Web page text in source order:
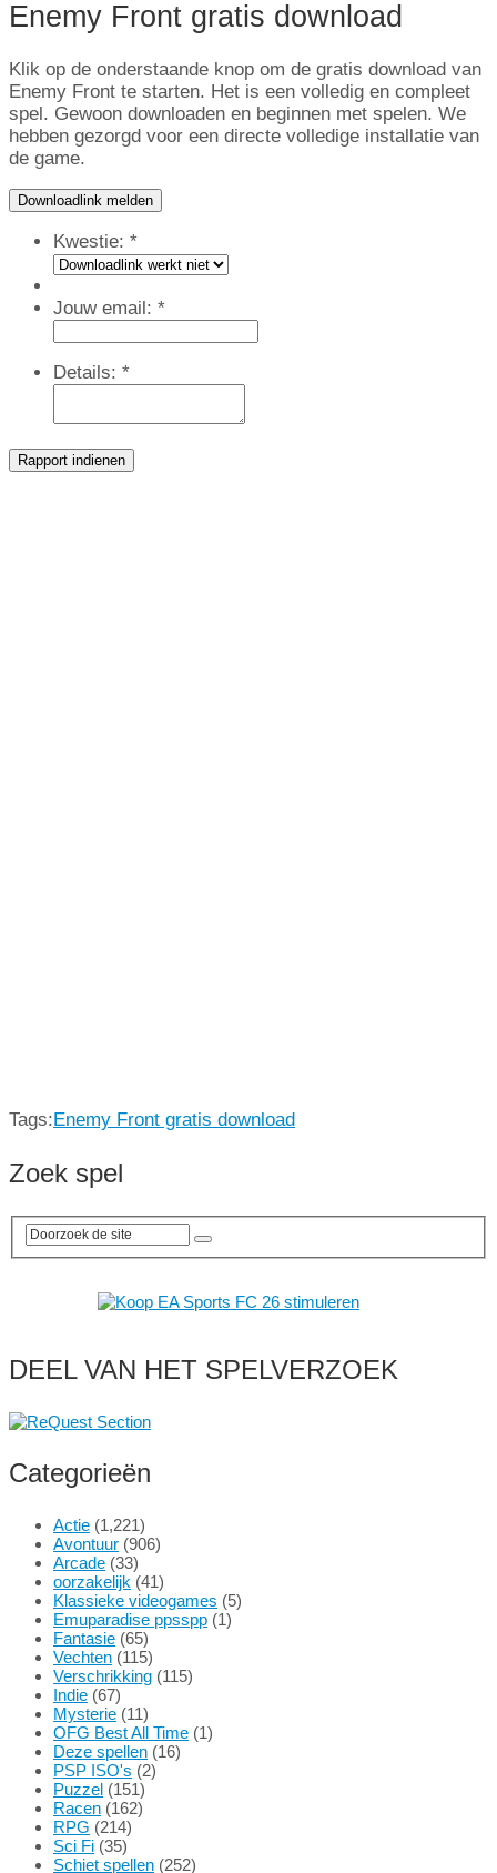
Enemy Front gratis download
Klik op de onderstaande knop om de gratis download van
Enemy Front te starten. Het is een volledig en compleet
spel. Gewoon downloaden en beginnen met spelen. We
hebben gezorgd voor een directe volledige installatie van
de game.
Downloadlink melden
Kwestie: *
Jouw email: *
Details: *
Rapport indienen
Tags:Enemy Front gratis download
Zoek spel
DEEL VAN HET SPELVERZOEK
Categorieën
Actie (1,221)
Avontuur (906)
Arcade (33)
oorzakelijk (41)
Klassieke videogames (5)
Emuparadise ppsspp (1)
Fantasie (65)
Vechten (115)
Verschrikking (115)
Indie (67)
Mysterie (11)
OFG Best All Time (1)
Deze spellen (16)
PSP ISO's (2)
Puzzel (151)
Racen (162)
RPG (214)
Sci Fi (35)
Schiet spellen (252)